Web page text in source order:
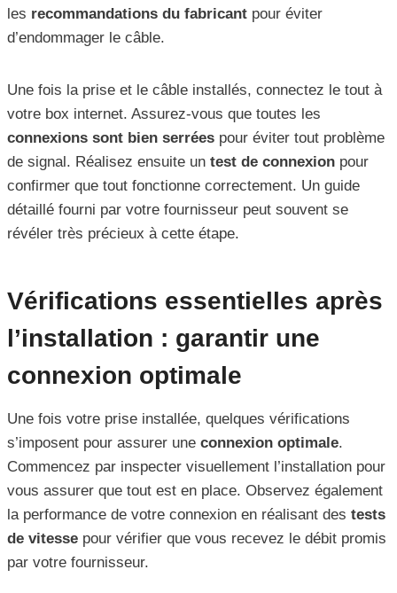
les recommandations du fabricant pour éviter
d’endommager le câble.
Une fois la prise et le câble installés, connectez le tout à
votre box internet. Assurez-vous que toutes les
connexions sont bien serrées pour éviter tout problème
de signal. Réalisez ensuite un test de connexion pour
confirmer que tout fonctionne correctement. Un guide
détaillé fourni par votre fournisseur peut souvent se
révéler très précieux à cette étape.
Vérifications essentielles après
l’installation : garantir une
connexion optimale
Une fois votre prise installée, quelques vérifications
s’imposent pour assurer une connexion optimale.
Commencez par inspecter visuellement l’installation pour
vous assurer que tout est en place. Observez également
la performance de votre connexion en réalisant des tests
de vitesse pour vérifier que vous recevez le débit promis
par votre fournisseur.